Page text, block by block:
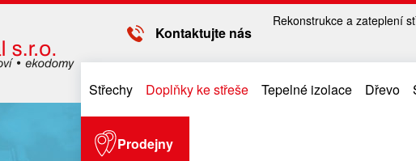
Rekonstrukce a zateplení
Kontaktujte nás
Střechy Doplňky ke střeše Tepelné izolace Dřevo
Prodejny